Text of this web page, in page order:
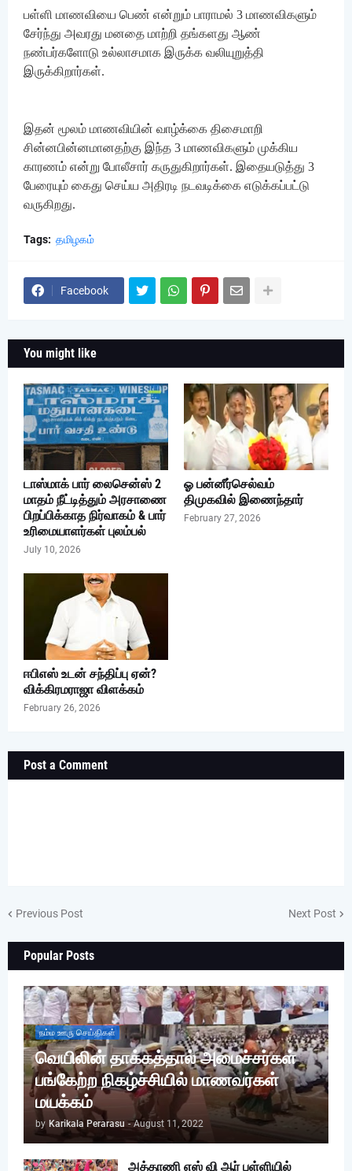
பள்ளி மாணவியை பெண் என்றும் பாராமல் 3 மாணவிகளும்
சேர்ந்து அவரது மனதை மாற்றி தங்களது ஆண்
நண்பர்களோடு உல்லாசமாக இருக்க வலியுறுத்தி
இருக்கிறார்கள்.
இதன் மூலம் மாணவியின் வாழ்க்கை திசைமாறி
சின்னபின்னமானதற்கு இந்த 3 மாணவிகளும் முக்கிய
காரணம் என்று போலீசார் கருதுகிறார்கள். இதையடுத்து 3
பேரையும் கைது செய்ய அதிரடி நடவடிக்கை எடுக்கப்பட்டு
வருகிறது.
Tags: தமிழகம்
Facebook
You might like
டாஸ்மாக் பார் லைசென்ஸ் 2
மாதம் நீட்டித்தும் அரசாணை
பிறப்பிக்காத நிர்வாகம் & பார்
உரிமையாளர்கள் புலம்பல்
July 10, 2026
ஓ பன்னீர்செல்வம்
திமுகவில் இணைந்தார்
February 27, 2026
ஈபிஎஸ் உடன் சந்திப்பு ஏன்?
விக்கிரமராஜா விளக்கம்
February 26, 2026
Post a Comment
Previous Post Next Post
Popular Posts
நம்ம ஊரு செய்திகள்
வெயிலின் தாக்கத்தால் அமைச்சர்கள்
பங்கேற்ற நிகழ்ச்சியில் மாணவர்கள்
மயக்கம்
by Karikala Perarasu - August 11, 2022
அத்தாணி எஸ் வி ஆர் பள்ளியில்